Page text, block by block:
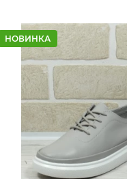
НОВИНКА